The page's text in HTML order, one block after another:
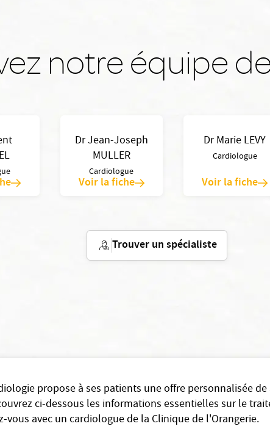
notre équipe
Dr Jean-Joseph
MULLER
Cardiologue
Voir la fiche
Dr Marie LEVY
Cardiologue
Voir la fiche
Trouver un spécialiste
propose à ses patients une offre personnalisée
ci-dessous les informations essentielles sur le
vous avec un cardiologue de la Clinique de l'Orangerie.